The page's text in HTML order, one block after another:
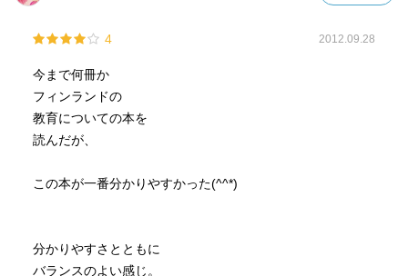
ら、義務教育でももう一年。嫌々ではなく、自己判断でも
p176 愛国心について
「そんなん教えようと思って出来るもんではない。」フ
ィンランドの真っ当。
な。安倍さん。
そうなんだよね、ハイレベルな社会だから、能力の見合
4 2012.09.28
今まで何冊か
フィンランドの
教育についての本を
読んだが、
この本が一番分かりやすかった(^^*)
分かりやすさとともに
バランスのよい感じ。